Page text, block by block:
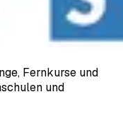
Fernkurse und
und